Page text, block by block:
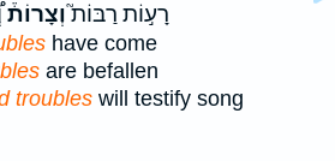
רָע֣וֹת רַבּוֹת֮וְצָרוֹת֒
have come
are befallen
troubles will testify song